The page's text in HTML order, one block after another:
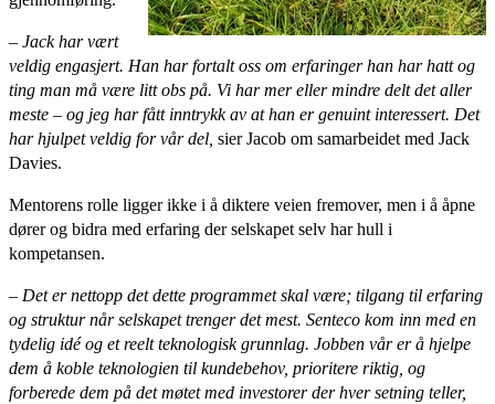
– Jack har vært
veldig engasjert. Han har fortalt oss om erfaringer han har hatt og
ting man må være litt obs på. Vi har mer eller mindre delt det aller
meste – og jeg har fått inntrykk av at han er genuint interessert. Det
har hjulpet veldig for vår del, sier Jacob om samarbeidet med Jack
Davies.
Mentorens rolle ligger ikke i å diktere veien fremover, men i å åpne
dører og bidra med erfaring der selskapet selv har hull i
kompetansen.
– Det er nettopp det dette programmet skal være; tilgang til erfaring
og struktur når selskapet trenger det mest. Senteco kom inn med en
tydelig idé og et reelt teknologisk grunnlag. Jobben vår er å hjelpe
dem å koble teknologien til kundebehov, prioritere riktig, og
forberede dem på det møtet med investorer der hver setning teller,